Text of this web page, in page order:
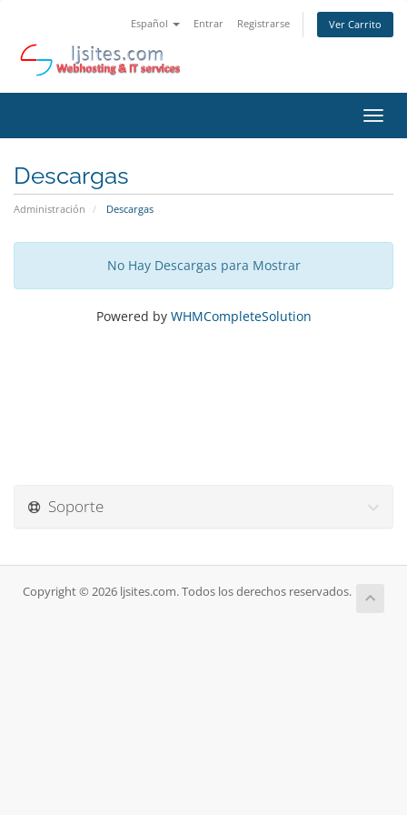
Español Entrar Registrarse Ver Carrito
Descargas
Administración Descargas
No Hay Descargas para Mostrar
Powered by WHMCompleteSolution
Soporte
Copyright © 2026 ljsites.com. Todos los derechos reservados.